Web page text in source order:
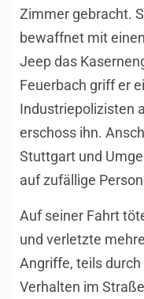
Zimmer gebracht.
bewaffnet mit
Jeep das
Feuerbach griff er
Industriepolizisten
erschoss ihn.
Stuttgart und
auf zufällige
Auf seiner Fahrt
und verletzte
Angriffe, teils
Verhalten im